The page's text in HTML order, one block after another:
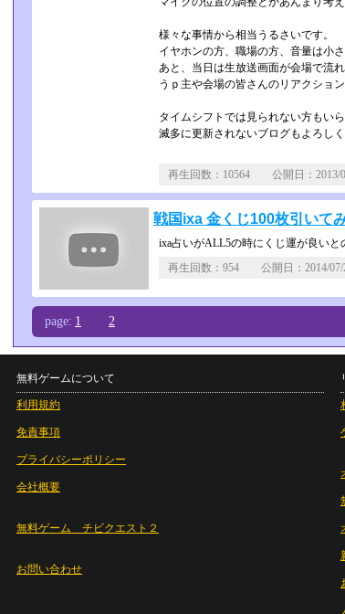
様々な事情から相当うるさいです。
イヤホンの方、職場の方、音量は小さ
あと、当日は生放送画面が会場で流
うｐ主や会場の皆さんのリアクショ
タイムシフトでは見られない方もい
滅多に更新されないブログもよろし
再生回数：10564 公開日：
戦国ixa 金くじ100枚引いて
ixa占いがALL5の時にくじ運が良いと
再生回数：954 公開日：
page: 1 2
無料ゲームについて
利用規約
免責事項
プライバシーポリシー
会社概要
無料ゲーム チビクエスト２
お問い合わせ